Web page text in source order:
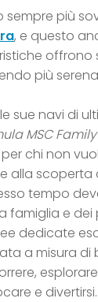
sempre più
, e questo
offrono
più
sue navi di
MSC Family
chi non
alla scoperta
tempo
famiglia e dei
dedicate
a misura di
e divertirsi.